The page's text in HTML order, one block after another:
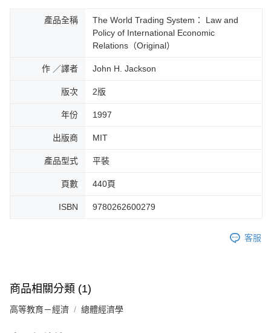
產品全稱
The World Trading System： Law and
Policy of International Economic
Relations（Original）
作 ／譯者 John H. Jackson
版次 2版
年份 1997
出版商 MIT
產品型式 平裝
頁數 440頁
ISBN 9780262600279
客服
商品相關分類 (1)
高等教育－經濟 總體經濟學